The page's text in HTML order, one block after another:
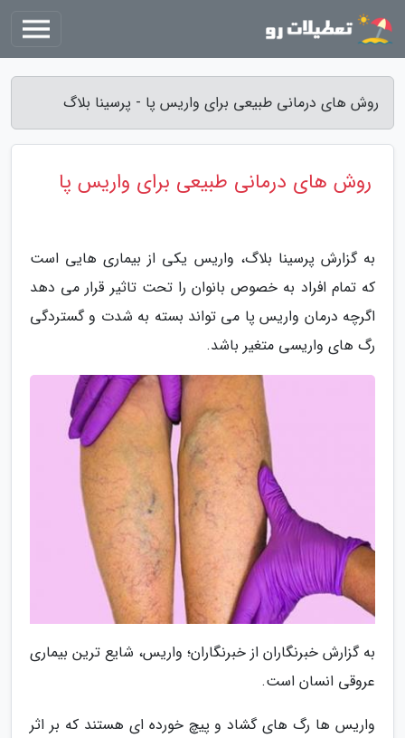
روش های درمانی طبیعی برای واریس پا - پرسینا بلاگ
روش های درمانی طبیعی برای واریس پا
به گزارش پرسینا بلاگ، واریس یکی از بیماری هایی است
که تمام افراد به خصوص بانوان را تحت تاثیر قرار می دهد
اگرچه درمان واریس پا می تواند بسته به شدت و گستردگی
رگ های واریسی متغیر باشد.
به گزارش خبرنگاران از خبرنگاران؛ واریس، شایع ترین بیماری
عروقی انسان است.
واریس ها رگ های گشاد و پیچ خورده ای هستند که بر اثر